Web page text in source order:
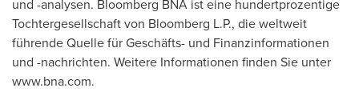
und -analysen. Bloomberg BNA ist eine hundertprozentige
Tochtergesellschaft von Bloomberg L.P., die weltweit
führende Quelle für Geschäfts- und Finanzinformationen
und -nachrichten. Weitere Informationen finden Sie unter
www.bna.com.